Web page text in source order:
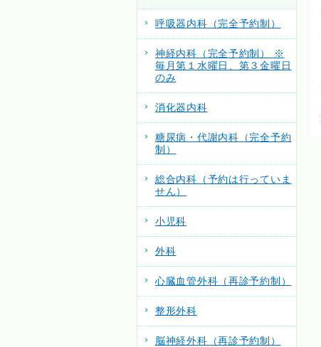
呼吸器内科（完全予約制）
神経内科（完全予約制） ※
毎月第１水曜日、第３金曜日
のみ
消化器内科
糖尿病・代謝内科（完全予約
制）
総合内科（予約は行っていま
せん）
小児科
外科
心臓血管外科（再診予約制）
整形外科
脳神経外科（再診予約制）